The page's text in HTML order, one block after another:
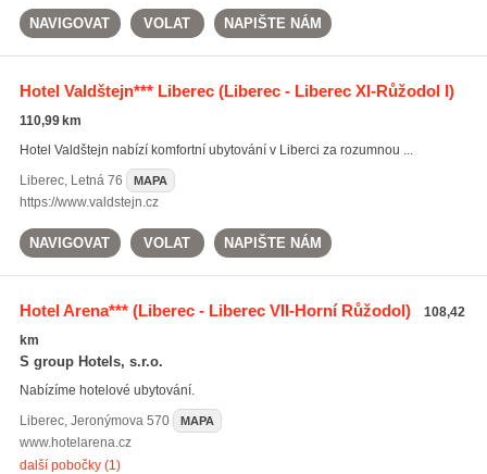
NAVIGOVAT VOLAT NAPIŠTE NÁM
Hotel Valdštejn*** Liberec(Liberec - Liberec XI-Růžodol I)
110,99 km
Hotel Valdštejn nabízí komfortní ubytování v Liberci za rozumnou ...
Liberec, Letná 76 MAPA
https://www.valdstejn.cz
NAVIGOVAT VOLAT NAPIŠTE NÁM
Hotel Arena***(Liberec - Liberec VII-Horní Růžodol)
108,42
km
S group Hotels, s.r.o.
Nabízíme hotelové ubytování.
Liberec, Jeronýmova 570 MAPA
www.hotelarena.cz
další pobočky (1)